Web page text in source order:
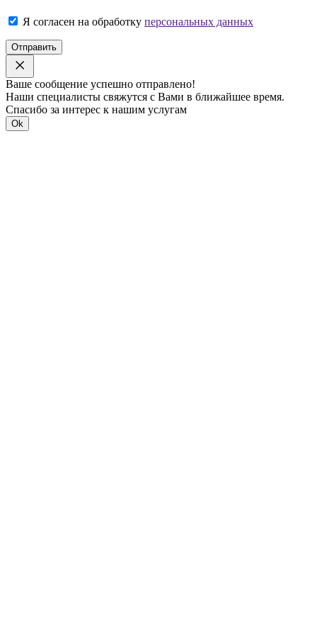
Я согласен на обработку персональных данных
Отправить
Ваше сообщение успешно отправлено!
Наши специалисты свяжутся с Вами в ближайшее время.
Спасибо за интерес к нашим услугам
Ok